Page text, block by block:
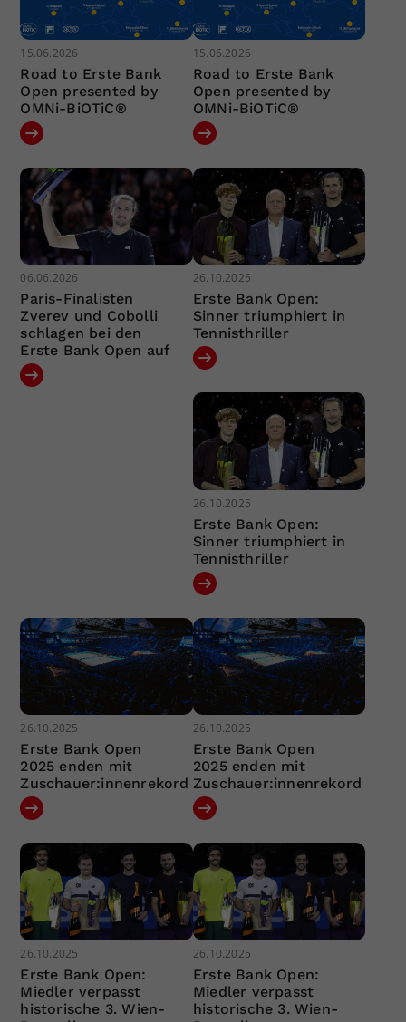
15.06.2026
Road to Erste Bank
Open presented by
OMNi-BiOTiC®
15.06.2026
Road to Erste Bank
Open presented by
OMNi-BiOTiC®
06.06.2026
Paris-Finalisten
Zverev und Cobolli
schlagen bei den
Erste Bank Open auf
26.10.2025
Erste Bank Open:
Sinner triumphiert in
Tennisthriller
26.10.2025
Erste Bank Open:
Sinner triumphiert in
Tennisthriller
26.10.2025
Erste Bank Open
2025 enden mit
Zuschauer:innenrekord
26.10.2025
Erste Bank Open
2025 enden mit
Zuschauer:innenrekord
26.10.2025
Erste Bank Open:
Miedler verpasst
historische 3. Wien-
26.10.2025
Erste Bank Open:
Miedler verpasst
historische 3. Wien-